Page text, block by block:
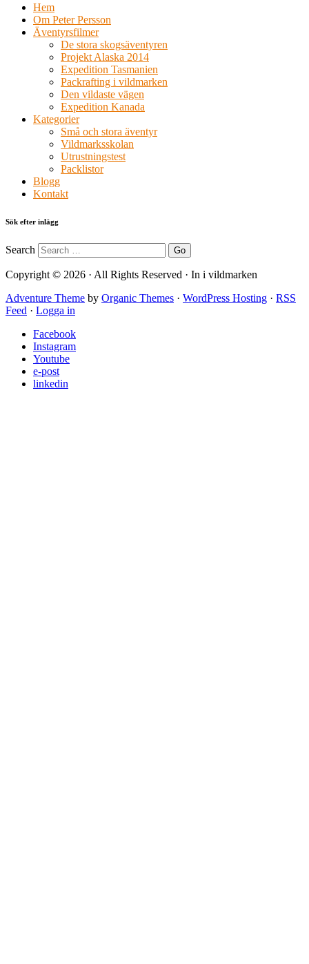
Hem
Om Peter Persson
Äventyrsfilmer
De stora skogsäventyren
Projekt Alaska 2014
Expedition Tasmanien
Packrafting i vildmarken
Den vildaste vägen
Expedition Kanada
Kategorier
Små och stora äventyr
Vildmarksskolan
Utrustningstest
Packlistor
Blogg
Kontakt
Sök efter inlägg
Search
Copyright © 2026 · All Rights Reserved · In i vildmarken
Adventure Theme by Organic Themes · WordPress Hosting · RSS
Feed · Logga in
Facebook
Instagram
Youtube
e-post
linkedin